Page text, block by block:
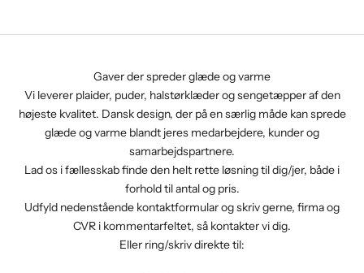
Gaver der spreder glæde og varme
Vi leverer plaider, puder, halstørklæder og sengetæpper af den
højeste kvalitet. Dansk design, der på en særlig måde kan sprede
glæde og varme blandt jeres medarbejdere, kunder og
samarbejdspartnere.
Lad os i fællesskab finde den helt rette løsning til dig/jer, både i
forhold til antal og pris.
Udfyld nedenstående kontaktformular og skriv gerne, firma og
CVR i kommentarfeltet, så kontakter vi dig.
Eller ring/skriv direkte til: